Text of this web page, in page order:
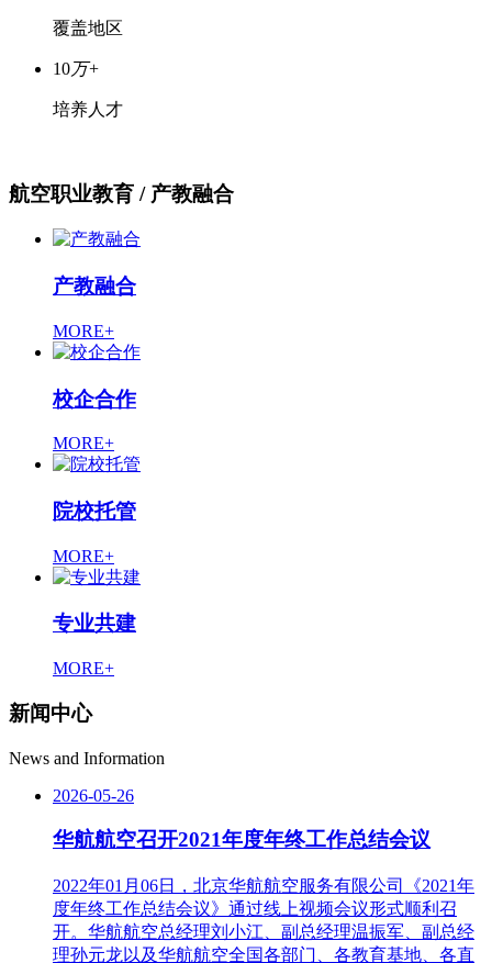
覆盖地区
10万+
培养人才
航空职业教育 / 产教融合
产教融合
MORE+
校企合作
MORE+
院校托管
MORE+
专业共建
MORE+
新闻中心
News and Information
2026-05-26
华航航空召开2021年度年终工作总结会议
2022年01月06日，北京华航航空服务有限公司《2021年
度年终工作总结会议》通过线上视频会议形式顺利召
开。华航航空总经理刘小江、副总经理温振军、副总经
理孙元龙以及华航航空全国各部门、各教育基地、各直